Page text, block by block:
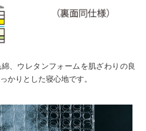
、ウレタンフォームを肌ざわりの良
かりとした寝心地です。